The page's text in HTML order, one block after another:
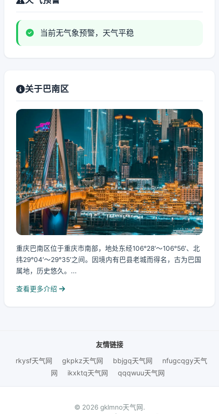
当前无气象预警，天气平稳
关于巴南区
重庆巴南区位于重庆市南部，地处东经106°28′～106°56′、北
纬29°04′～29°35′之间。因境内有巴县老城而得名，古为巴国
属地，历史悠久。...
查看更多介绍
友情链接
rkysf天气网
gkpkz天气网 bbjgq天气网
nfugcqgy天气
网
ikxktq天气网 qqqwuu天气网
© 2026 gklmno天气网.